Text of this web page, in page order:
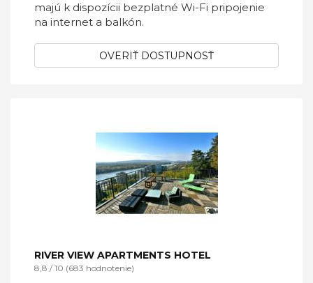
majú k dispozícii bezplatné Wi-Fi pripojenie
na internet a balkón.
OVERIŤ DOSTUPNOSŤ
RIVER VIEW APARTMENTS HOTEL
8,8 / 10 (683 hodnotenie)